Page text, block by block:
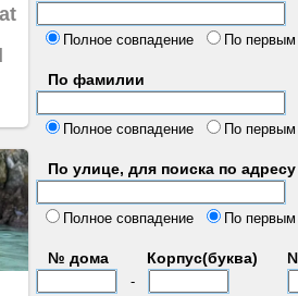
Полное совпадение
По
По фамилии
Полное совпадение По
По улице, для поиска по адресу
Полное совпадение
По
№ дома Корпус(буква)
-